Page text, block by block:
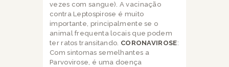
vezes com sangue). A vacinação
contra Leptospirose é muito
importante, principalmente se o
animal frequenta locais que podem
ter ratos transitando. CORONAVIROSE:
Com sintomas semelhantes a
Parvovirose, é uma doença